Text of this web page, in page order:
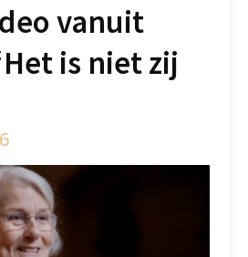
vanuit
is niet zij